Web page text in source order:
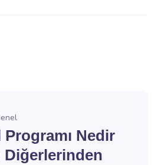
Programı Nedir
Diğerlerinden